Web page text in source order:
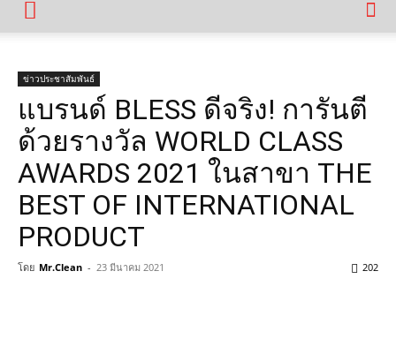
ข่าวประชาสัมพันธ์
แบรนด์ BLESS ดีจริง! การันตี
ด้วยรางวัล WORLD CLASS
AWARDS 2021 ในสาขา THE
BEST OF INTERNATIONAL
PRODUCT
โดย Mr.Clean - 23 มีนาคม 2021 202